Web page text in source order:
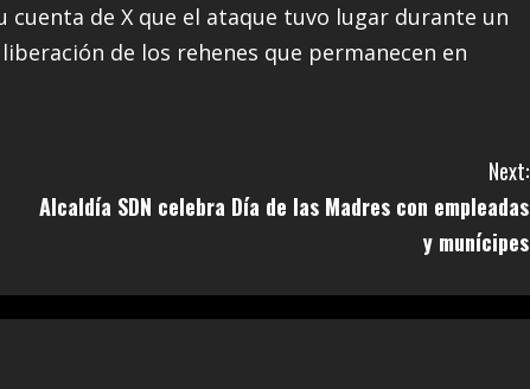
de X que el ataque tuvo lugar durante un
de los rehenes que permanecen en
Next:
Alcaldía SDN celebra Día de las Madres con empleadas
y munícipes